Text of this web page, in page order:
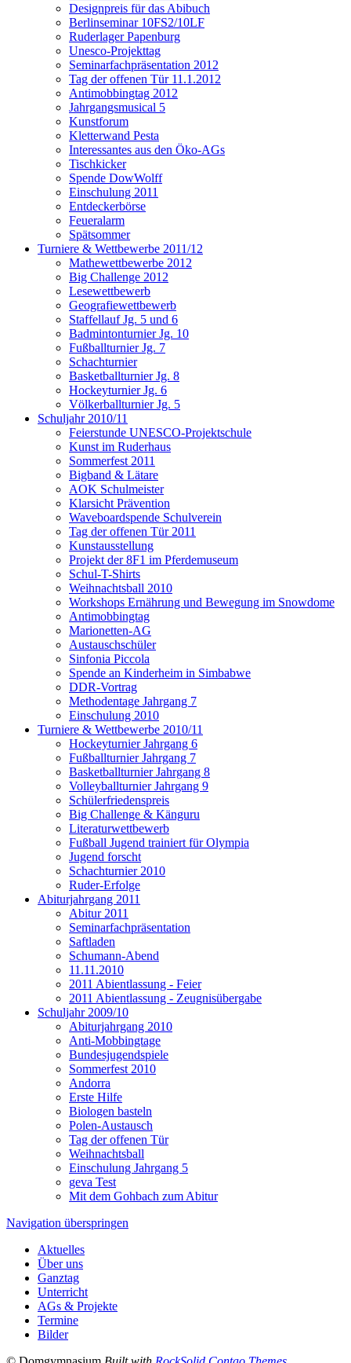
Designpreis für das Abibuch
Berlinseminar 10FS2/10LF
Ruderlager Papenburg
Unesco-Projekttag
Seminarfachpräsentation 2012
Tag der offenen Tür 11.1.2012
Antimobbingtag 2012
Jahrgangsmusical 5
Kunstforum
Kletterwand Pesta
Interessantes aus den Öko-AGs
Tischkicker
Spende DowWolff
Einschulung 2011
Entdeckerbörse
Feueralarm
Spätsommer
Turniere & Wettbewerbe 2011/12
Mathewettbewerbe 2012
Big Challenge 2012
Lesewettbewerb
Geografiewettbewerb
Staffellauf Jg. 5 und 6
Badmintonturnier Jg. 10
Fußballturnier Jg. 7
Schachturnier
Basketballturnier Jg. 8
Hockeyturnier Jg. 6
Völkerballturnier Jg. 5
Schuljahr 2010/11
Feierstunde UNESCO-Projektschule
Kunst im Ruderhaus
Sommerfest 2011
Bigband & Lätare
AOK Schulmeister
Klarsicht Prävention
Waveboardspende Schulverein
Tag der offenen Tür 2011
Kunstausstellung
Projekt der 8F1 im Pferdemuseum
Schul-T-Shirts
Weihnachtsball 2010
Workshops Ernährung und Bewegung im Snowdome
Antimobbingtag
Marionetten-AG
Austauschschüler
Sinfonia Piccola
Spende an Kinderheim in Simbabwe
DDR-Vortrag
Methodentage Jahrgang 7
Einschulung 2010
Turniere & Wettbewerbe 2010/11
Hockeyturnier Jahrgang 6
Fußballturnier Jahrgang 7
Basketballturnier Jahrgang 8
Volleyballturnier Jahrgang 9
Schülerfriedenspreis
Big Challenge & Känguru
Literaturwettbewerb
Fußball Jugend trainiert für Olympia
Jugend forscht
Schachturnier 2010
Ruder-Erfolge
Abiturjahrgang 2011
Abitur 2011
Seminarfachpräsentation
Saftladen
Schumann-Abend
11.11.2010
2011 Abientlassung - Feier
2011 Abientlassung - Zeugnisübergabe
Schuljahr 2009/10
Abiturjahrgang 2010
Anti-Mobbingtage
Bundesjugendspiele
Sommerfest 2010
Andorra
Erste Hilfe
Biologen basteln
Polen-Austausch
Tag der offenen Tür
Weihnachtsball
Einschulung Jahrgang 5
geva Test
Mit dem Gohbach zum Abitur
Navigation überspringen
Aktuelles
Über uns
Ganztag
Unterricht
AGs & Projekte
Termine
Bilder